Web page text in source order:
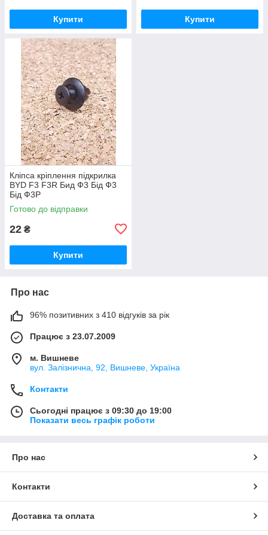
Купити Купити
Кліпса кріплення підкрилка
BYD F3 F3R Бид Ф3 Бід Ф3
Бід Ф3Р
Готово до відправки
22 ₴
Купити
Про нас
96% позитивних з 410 відгуків за рік
Працює з 23.07.2009
м. Вишневе
вул. Залізнична, 92, Вишневе, Україна
Контакти
Сьогодні працює з 09:30 до 19:00
Показати весь графік роботи
Про нас
Контакти
Доставка та оплата